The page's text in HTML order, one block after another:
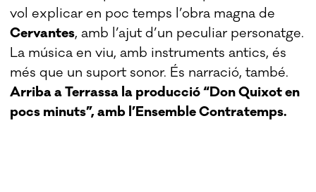
vol explicar en poc temps l’obra magna de
Cervantes, amb l’ajut d’un peculiar personatge.
La música en viu, amb instruments antics, és
més que un suport sonor. És narració, també.
Arriba a Terrassa la producció “Don Quixot en
pocs minuts”, amb l’Ensemble Contratemps.